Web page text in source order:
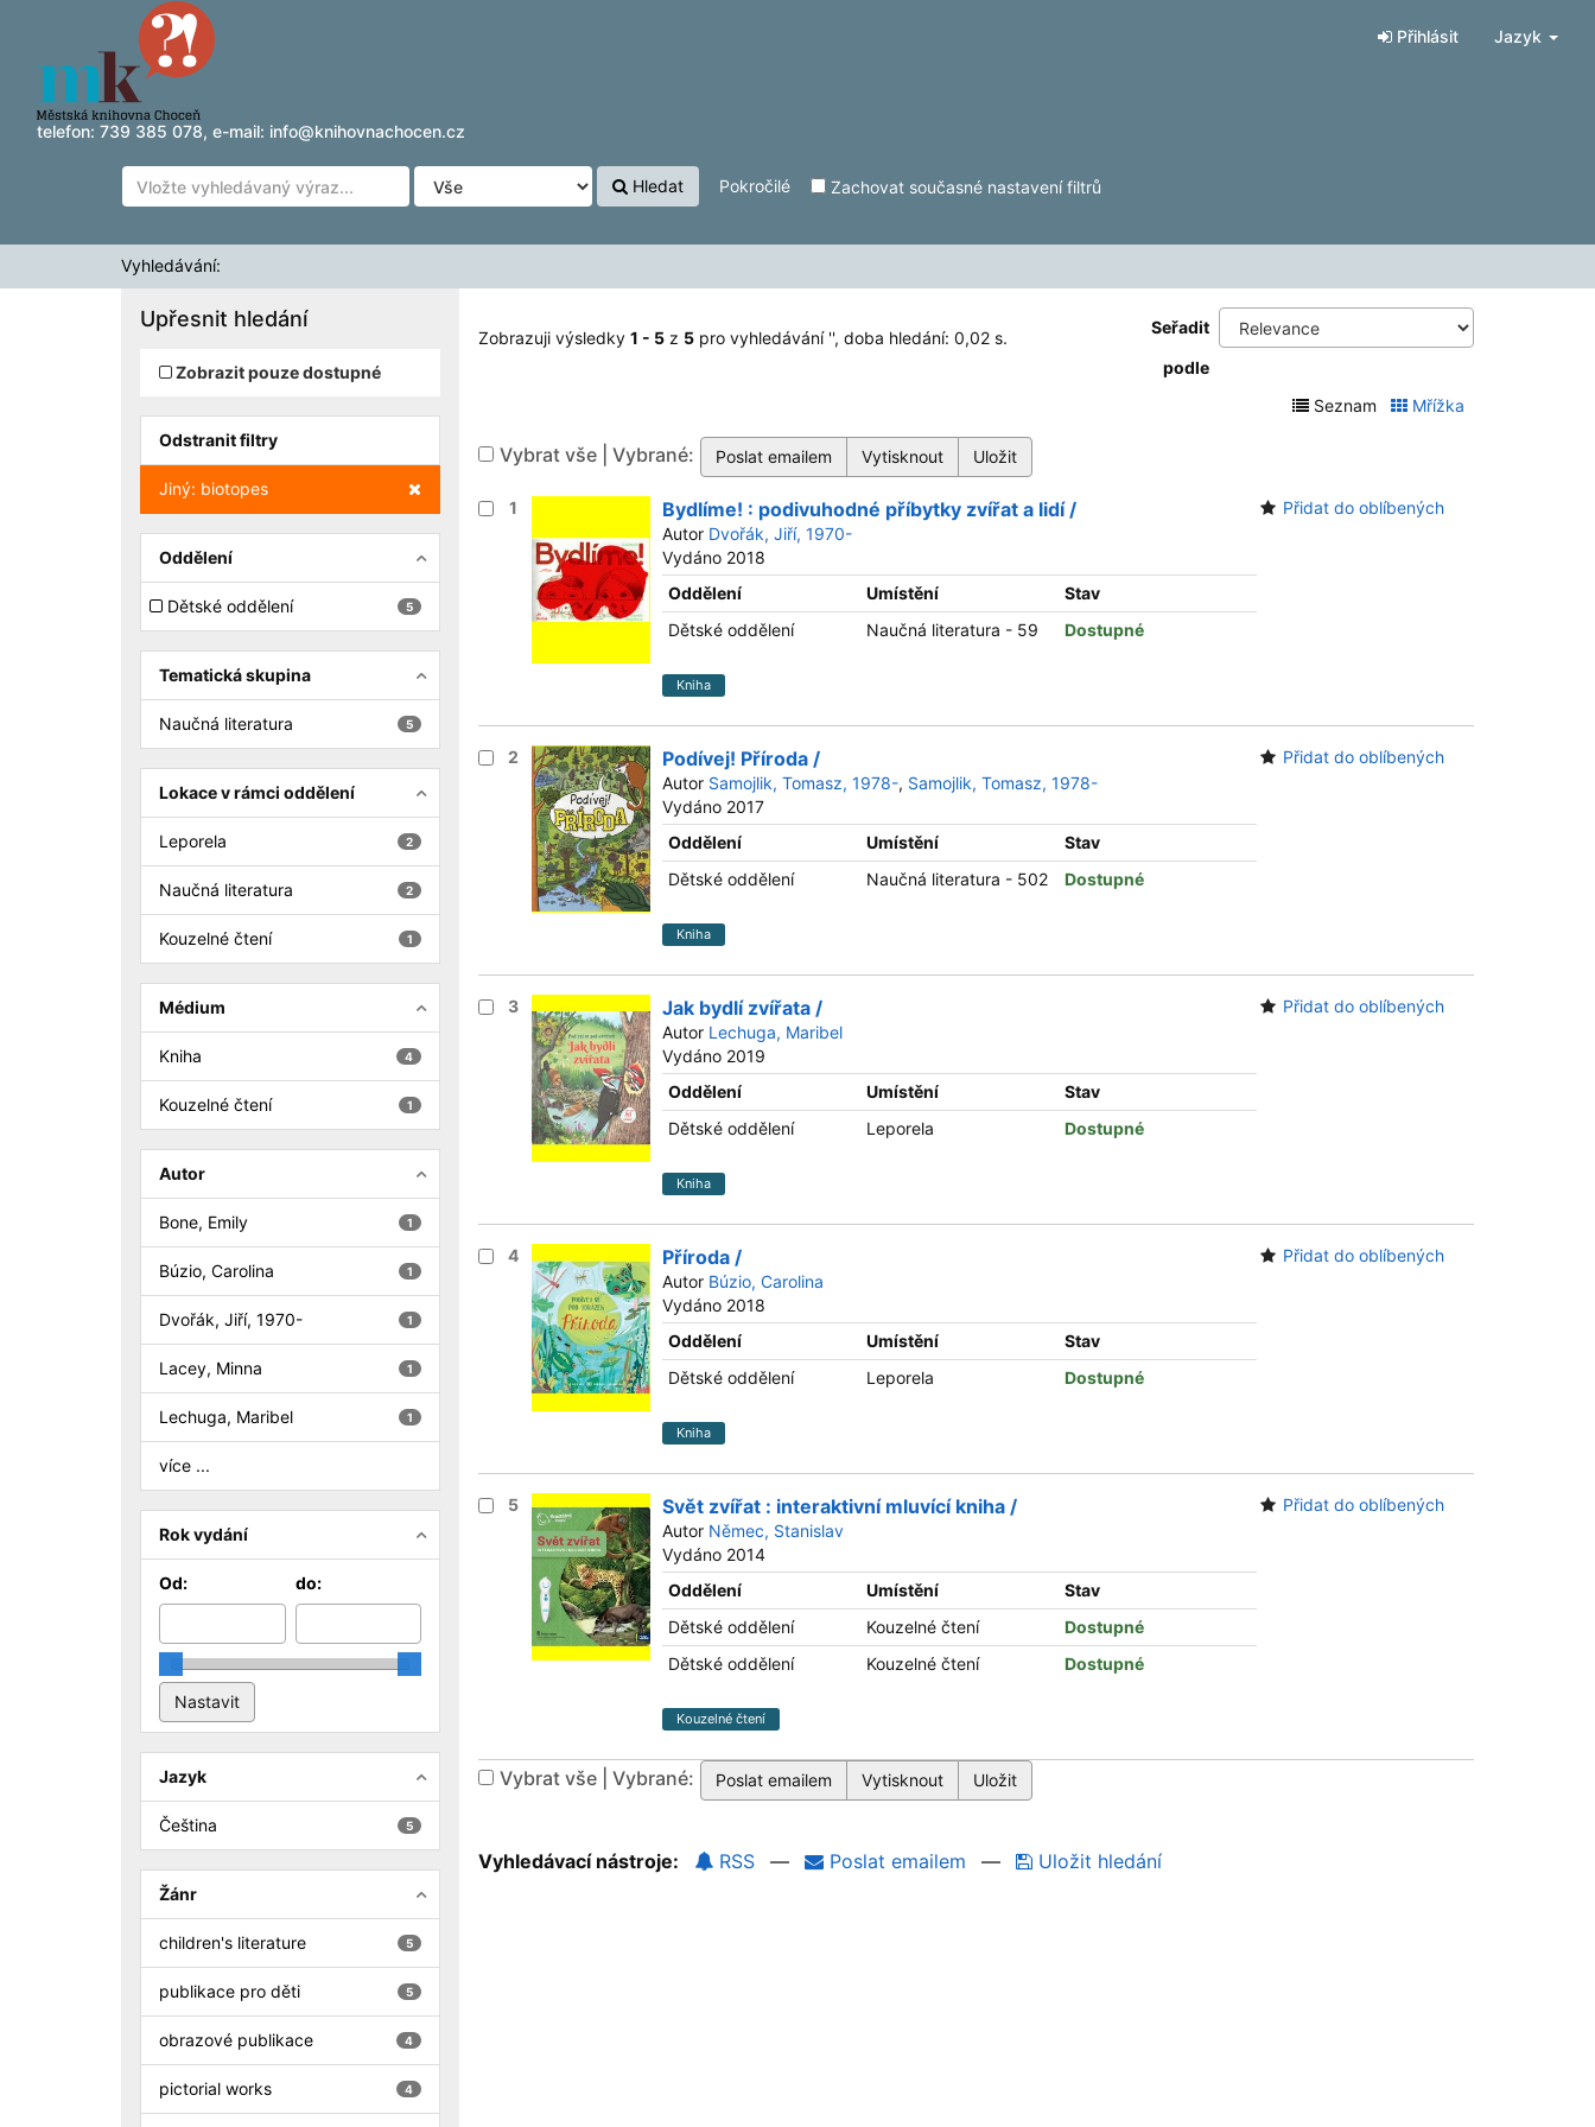
Zobrazuji výsledky1 - 5z5
Přeskočit na obsah
telefon: 739 385 078, e-mail: info@knihovnachocen.cz
Přihlásit Jazyk
Hledat Pokročilé Zachovat současné nastavení filtrů
Vyhledávání:
Zobrazuji výsledky 1 - 5 z 5 pro vyhledávání '', doba hledání: 0,02 s.
Seřadit
podle
Seznam
Mřížka
Vybrat vše | Vybrané:
1 Bydlíme! : podivuhodné příbytky zvířat a lidí /
Autor Dvořák, Jiří, 1970-
Vydáno 2018
Oddělení
Umístění
Stav
Dětské oddělení
Naučná literatura - 59 Dostupné
Kniha
Přidat do oblíbených
2 Podívej! Příroda /
Autor Samojlik, Tomasz, 1978-, Samojlik, Tomasz, 1978-
Vydáno 2017
Oddělení
Umístění
Stav
Dětské oddělení
Naučná literatura - 502 Dostupné
Kniha
Přidat do oblíbených
3 Jak bydlí zvířata /
Autor Lechuga, Maribel
Vydáno 2019
Oddělení
Umístění
Stav
Dětské oddělení
Leporela Dostupné
Kniha
Přidat do oblíbených
4 Příroda /
Autor Búzio, Carolina
Vydáno 2018
Oddělení
Umístění
Stav
Dětské oddělení
Leporela Dostupné
Kniha
Přidat do oblíbených
5 Svět zvířat : interaktivní mluvící kniha /
Autor Němec, Stanislav
Vydáno 2014
Oddělení
Umístění
Stav
Dětské oddělení
Kouzelné čtení
Dostupné
Dětské oddělení
Kouzelné čtení Dostupné
Kouzelné čtení
Přidat do oblíbených
Vybrat vše | Vybrané:
Vyhledávací nástroje: RSS — Poslat emailem — Uložit hledání
Upřesnit hledání
Zobrazit pouze dostupné
Odstranit filtry
Zrušit filtr
Jiný: biotopes
Oddělení
5
Dětské oddělení
Tematická skupina
5
Naučná literatura
Lokace v rámci oddělení
2
Leporela
2
Naučná literatura
1
Kouzelné čtení
Médium
4
Kniha
1
Kouzelné čtení
Autor
1
Bone, Emily
1
Búzio, Carolina
1
Dvořák, Jiří, 1970-
1
Lacey, Minna
1
Lechuga, Maribel
více ...
Rok vydání
Od: do:
Jazyk
5
Čeština
Žánr
5
children's literature
5
publikace pro děti
4
obrazové publikace
4
pictorial works